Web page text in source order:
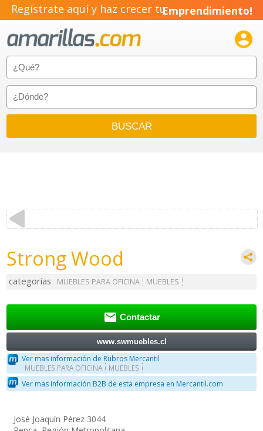
Regístrate aquí y haz crecer tuEmprendimiento!

Strong Wood
categorías MUEBLES PARA OFICINA MUEBLES
 Contactar
www.swmuebles.cl
Ver mas información de Rubros Mercantil
MUEBLES PARA OFICINA MUEBLES
Ver mas información B2B de esta empresa en Mercantil.com
José Joaquín Pérez 3044